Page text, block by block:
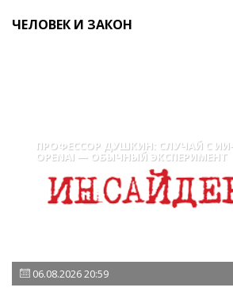
ЧЕЛОВЕК И ЗАКОН
ПРОФЕССОР ДУШКИН: СЛУЧАЙ С
OPENAI — ОБЫЧНЫЙ ЭКСПЕРИМЕНТ
06.08.2026 20:59